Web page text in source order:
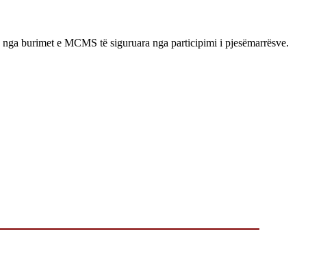
burimet e MCMS të siguruara nga participimi i pjesëmarrësve.